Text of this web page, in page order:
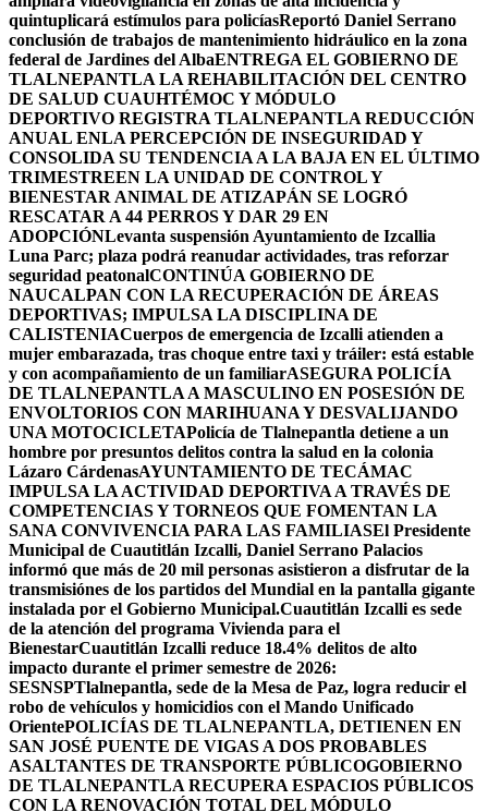
quintuplicará estímulos para policíasReportó Daniel Serrano
conclusión de trabajos de mantenimiento hidráulico en la zona
federal de Jardines del AlbaENTREGA EL GOBIERNO DE
TLALNEPANTLA LA REHABILITACIÓN DEL CENTRO
DE SALUD CUAUHTÉMOC Y MÓDULO
DEPORTIVO REGISTRA TLALNEPANTLA REDUCCIÓN
ANUAL ENLA PERCEPCIÓN DE INSEGURIDAD Y
CONSOLIDA SU TENDENCIA A LA BAJA EN EL ÚLTIMO
TRIMESTREEN LA UNIDAD DE CONTROL Y
BIENESTAR ANIMAL DE ATIZAPÁN SE LOGRÓ
RESCATAR A 44 PERROS Y DAR 29 EN
ADOPCIÓNLevanta suspensión Ayuntamiento de Izcallia
Luna Parc; plaza podrá reanudar actividades, tras reforzar
seguridad peatonalCONTINÚA GOBIERNO DE
NAUCALPAN CON LA RECUPERACIÓN DE ÁREAS
DEPORTIVAS; IMPULSA LA DISCIPLINA DE
CALISTENIACuerpos de emergencia de Izcalli atienden a
mujer embarazada, tras choque entre taxi y tráiler: está estable
y con acompañamiento de un familiarASEGURA POLICÍA
DE TLALNEPANTLA A MASCULINO EN POSESIÓN DE
ENVOLTORIOS CON MARIHUANA Y DESVALIJANDO
UNA MOTOCICLETAPolicía de Tlalnepantla detiene a un
hombre por presuntos delitos contra la salud en la colonia
Lázaro CárdenasAYUNTAMIENTO DE TECÁMAC
IMPULSA LA ACTIVIDAD DEPORTIVA A TRAVÉS DE
COMPETENCIAS Y TORNEOS QUE FOMENTAN LA
SANA CONVIVENCIA PARA LAS FAMILIASEl Presidente
Municipal de Cuautitlán Izcalli, Daniel Serrano Palacios
informó que más de 20 mil personas asistieron a disfrutar de la
transmisiónes de los partidos del Mundial en la pantalla gigante
instalada por el Gobierno Municipal.Cuautitlán Izcalli es sede
de la atención del programa Vivienda para el
BienestarCuautitlán Izcalli reduce 18.4% delitos de alto
impacto durante el primer semestre de 2026:
SESNSPTlalnepantla, sede de la Mesa de Paz, logra reducir el
robo de vehículos y homicidios con el Mando Unificado
OrientePOLICÍAS DE TLALNEPANTLA, ​DETIENEN EN
SAN JOSÉ PUENTE DE VIGAS A DOS PROBABLES
ASALTANTES DE TRANSPORTE PÚBLICOGOBIERNO
DE TLALNEPANTLA RECUPERA ESPACIOS PÚBLICOS
CON LA RENOVACIÓN TOTAL DEL MÓDULO